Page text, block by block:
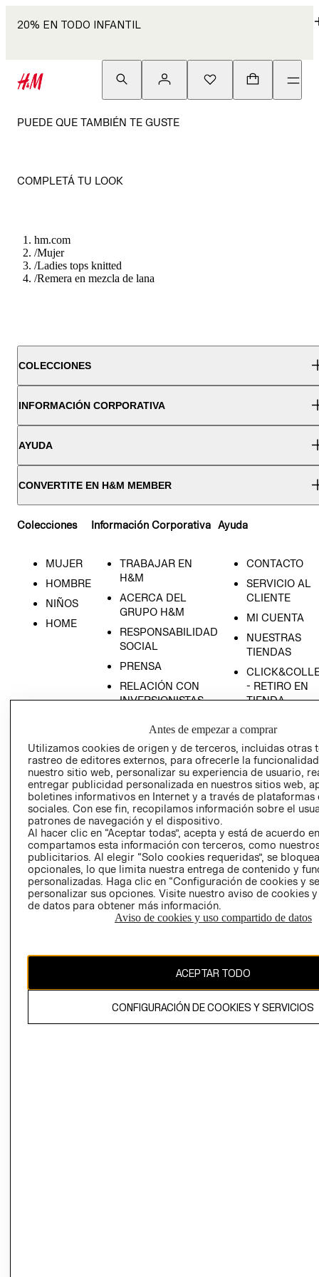
20% EN TODO INFANTIL
PUEDE QUE TAMBIÉN TE GUSTE
COMPLETÁ TU LOOK
hm.com
/Mujer
/Ladies tops knitted
/Remera en mezcla de lana
COLECCIONES
INFORMACIÓN CORPORATIVA
AYUDA
CONVERTITE EN H&M MEMBER
Colecciones
MUJER
HOMBRE
NIÑOS
HOME
Información Corporativa
TRABAJAR EN
H&M
ACERCA DEL
GRUPO H&M
RESPONSABILIDAD
SOCIAL
PRENSA
RELACIÓN CON
INVERSIONISTAS
EMPRESARIAL
Ayuda
CONTACTO
SERVICIO AL
CLIENTE
MI CUENTA
NUESTRAS
TIENDAS
- RETIRO EN
TIENDA
CONDICIONES
AVISO DE
PRIVACIDAD
GIFT CARD
AVISO DE
El contenido de esta página web está protegido por copyright y es
propiedad de H&M Hennes & Mauritz AB.
Antes de empezar a comprar
Utilizamos cookies de origen y de terceros, incluidas otras
rastreo de editores externos, para ofrecerle la
nuestro sitio web, personalizar su experiencia de usuario,
entregar publicidad personalizada en nuestros sitios web,
boletines informativos en Internet y a través de plataformas
sociales. Con ese fin, recopilamos información sobre el
patrones de navegación y el dispositivo.
Al hacer clic en “Aceptar todas”, acepta y está de acuerdo
compartamos esta información con terceros, como
publicitarios. Al elegir “Solo cookies requeridas”, se
opcionales, lo que limita nuestra entrega de contenido y
personalizadas. Haga clic en “Configuración de cookies y
personalizar sus opciones. Visite nuestro aviso de cookies
de datos para obtener más información.
Aviso de cookies y uso compartido de datos
ACEPTAR TODO
CONFIGURACIÓN DE COOKIES Y SERVICIOS